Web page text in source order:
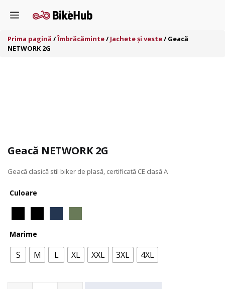
Menu
Prima pagină /Îmbrăcăminte/Jachete și veste/ Geacă
NETWORK 2G
Geacă NETWORK 2G
Geacă clasică stil biker de plasă, certificată CE clasă A
Culoare
Marime
S M L XL XXL 3XL 4XL